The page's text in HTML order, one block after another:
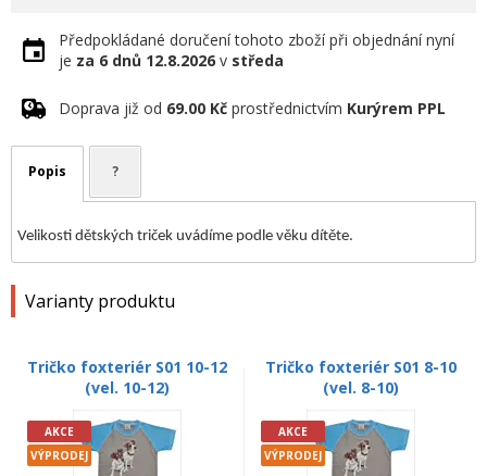
Předpokládané doručení tohoto zboží při objednání nyní
je za 6 dnů 12.8.2026 v středa
Doprava již od 69.00 Kč prostřednictvím Kurýrem PPL
Popis ?
Velikosti dětských triček uvádíme podle věku dítěte.
Varianty produktu
Tričko foxteriér S01 10-12
(vel. 10-12)
AKCE
VÝPRODEJ
Tričko foxteriér S01 8-10
(vel. 8-10)
AKCE
VÝPRODEJ